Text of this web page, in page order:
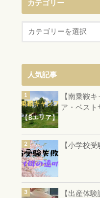
カテゴリー
人気記事
【南乗鞍
ア・ベスト
【小学校
【出産体